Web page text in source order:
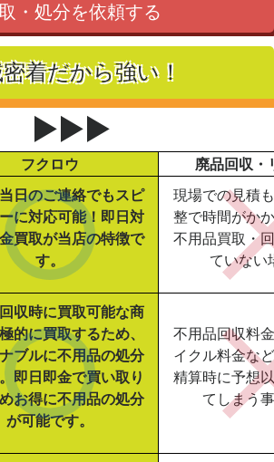
・処分を依頼する
着だから強い！
▶▶▶
フクロウ 廃品回収・
日のご連絡でもスピ
に対応可能！即日対
買取が当店の特徴で
す。
現場での見積
整で時間がか
不用品買取・
ていない
収時に買取可能な商
的に買取するため、
ブルに不用品の処分
即日即金で買い取り
お得に不用品の処分
が可能です。
不用品回収料
イクル料金な
精算時に予想
てしまう